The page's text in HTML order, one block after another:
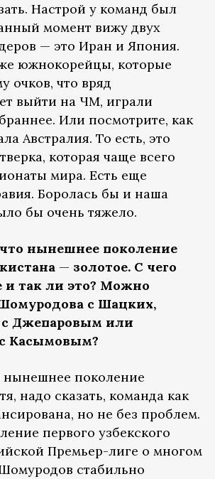
Настрой у команд был
момент вижу двух
— это Иран и Япония.
южнокорейцы, которые
очков, что вряд
выйти на ЧМ, играли
Или посмотрите, как
Австралия. То есть, это
которая чаще всего
мира. Есть еще
Боролась бы и наша
бы очень тяжело.
что нынешнее поколение
— золотое. С чего
и так ли это? Можно
с Шацких,
с Джепаровым или
Касымовым?
поколение
надо сказать, команда как
но не без проблем.
первого узбекского
Премьер-лиге о многом
стабильно